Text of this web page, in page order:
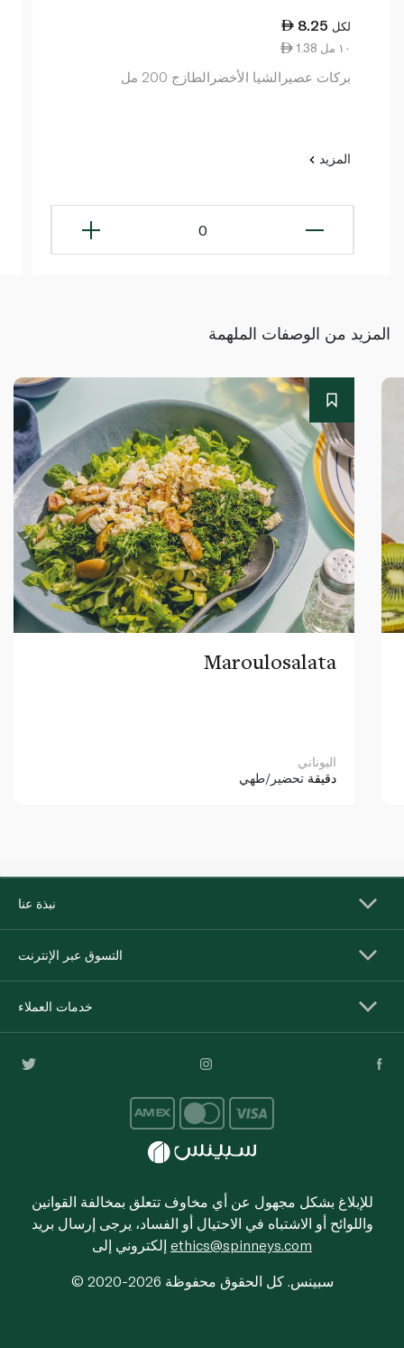
8.25 لكل
1.38 ١٠ مل
بركات عصيرالشيا الأخضرالطازج 200 مل
المزيد
0
المزيد من الوصفات الملهمة
Maroulosalata
اليوناني
دقيقة تحضير/طهي
نبذة عنا
التسوق عبر الإنترنت
خدمات العملاء
للإبلاغ بشكل مجهول عن أي مخاوف تتعلق بمخالفة القوانين
واللوائح أو الاشتباه في الاحتيال أو الفساد، يرجى إرسال بريد
ethics@spinneys.com
© 2020-2026 سبينس. كل الحقوق محفوظة